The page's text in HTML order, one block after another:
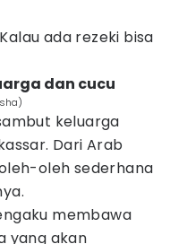
ada rezeki bisa
dan cucu
keluarga
Dari Arab
oleh sederhana
membawa
yang akan